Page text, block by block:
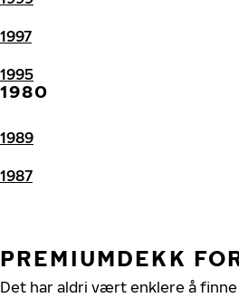
1997
1995
1980
1989
1987
PREMIUMDEKK
Det har aldri vært enklere å